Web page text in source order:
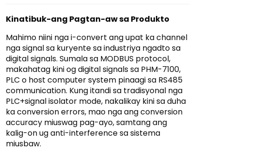
Kinatibuk-ang Pagtan-aw sa Produkto
Mahimo niini nga i-convert ang upat ka channel
nga signal sa kuryente sa industriya ngadto sa
digital signals. Sumala sa MODBUS protocol,
makahatag kini og digital signals sa PHM-7100,
PLC o host computer system pinaagi sa RS485
communication. Kung itandi sa tradisyonal nga
PLC+signal isolator mode, nakalikay kini sa duha
ka conversion errors, mao nga ang conversion
accuracy miuswag pag-ayo, samtang ang
kalig-on ug anti-interference sa sistema
miusbaw.